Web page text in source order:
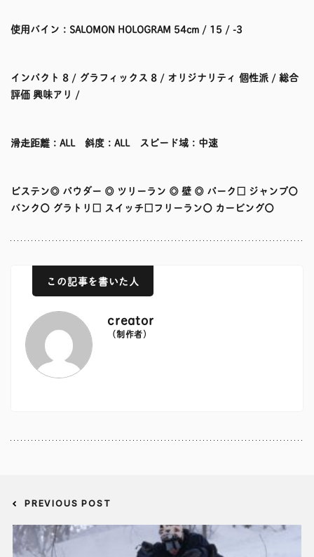
使用バイン：SALOMON HOLOGRAM 54cm / 15 / -3
インパクト 8 / グラフィックス 8 / オリジナリティ 個性派 / 総合
評価 興味アリ /
滑走距離：ALL 斜度：ALL スピード域：中速
ピステン◎ パウダー ◎ ツリーラン ◎ 壁 ◎ パーク□ ジャンプ〇
バンク〇 グラトリ□ スイッチ□フリーラン〇 カービング〇
この記事を書いた人
creator
（制作者）
PREVIOUS POST